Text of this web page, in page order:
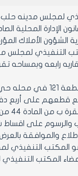
لمجلس مدينه حلب
المحلية الصادرة من المرسوم
الأملاك المؤرخ في 16/1/2007
تقدم مالكي
قطعهم على أربع
والرسوم على
والموافقة
التنفيذي
التنفيذي لمجلس